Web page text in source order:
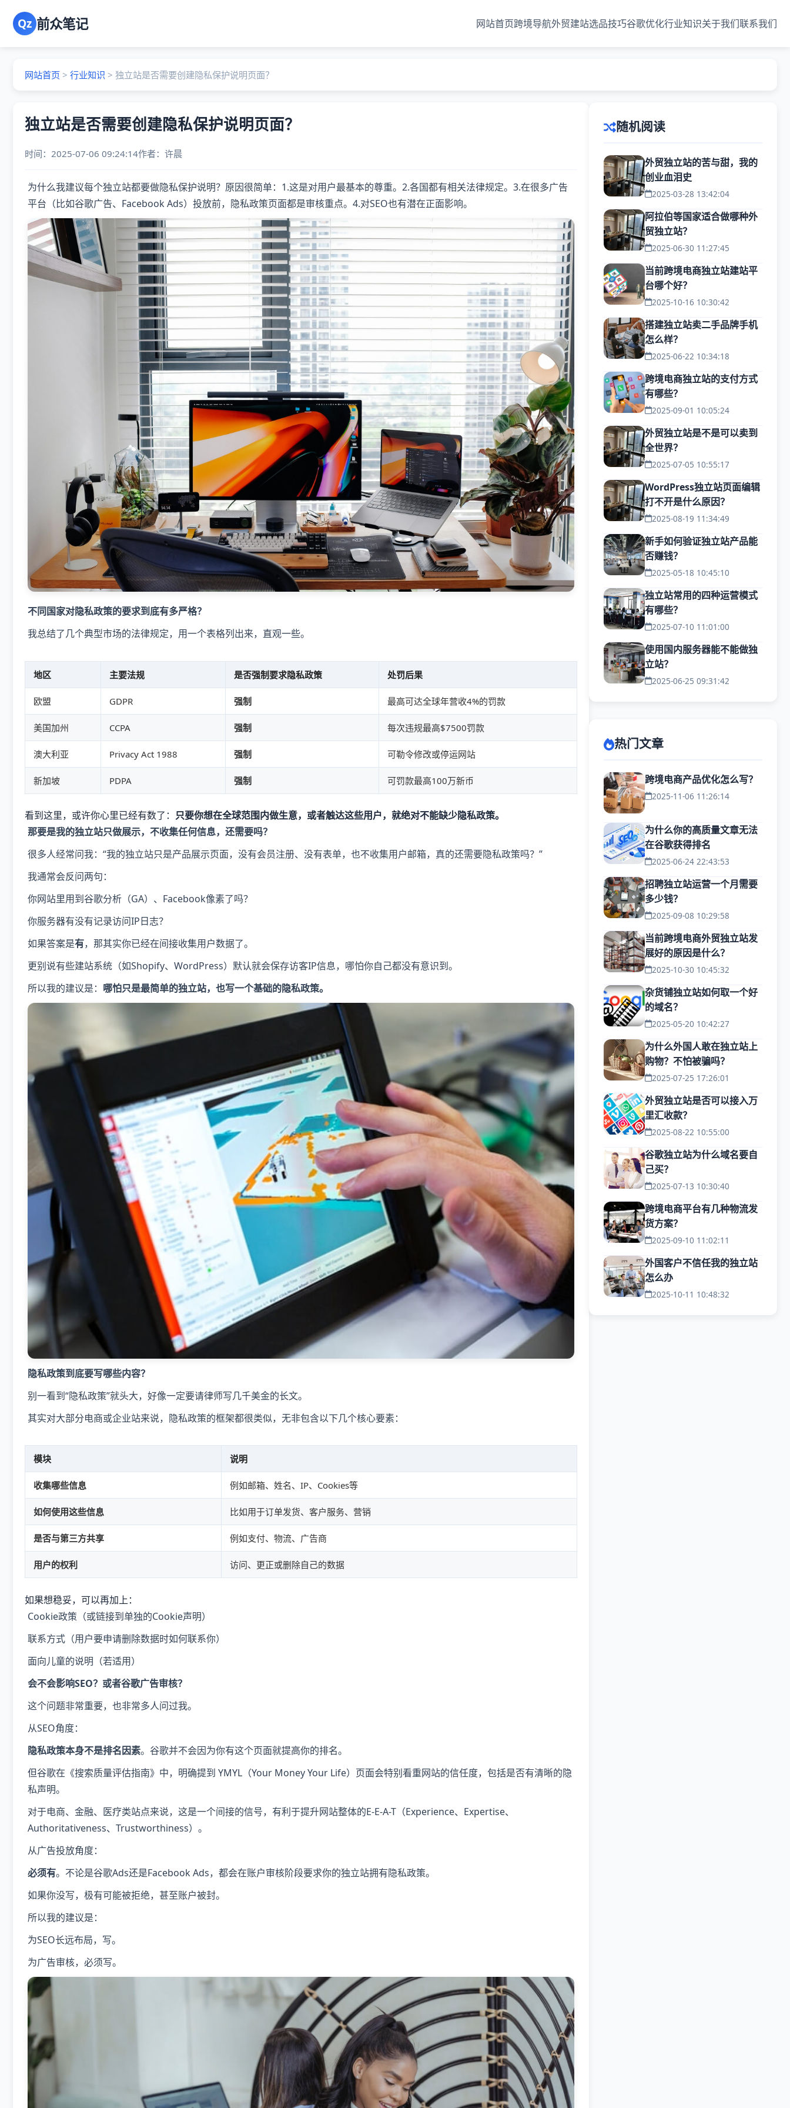
Qz 前众笔记 网站首页跨境导航外贸建站选品技巧谷歌优化行业知识关于我们联系我们
网站首页 > 行业知识 > 独立站是否需要创建隐私保护说明页面？
独立站是否需要创建隐私保护说明页面？
时间：2025-07-06 09:24:14作者： 许晨
为什么我建议每个独立站都要做隐私保护说明？原因很简单：1.这是对用户最基本的尊重。2.各国都有相关法律规定。3.在很多广告
平台（比如谷歌广告、Facebook Ads）投放前，隐私政策页面都是审核重点。4.对SEO也有潜在正面影响。
不同国家对隐私政策的要求到底有多严格？
我总结了几个典型市场的法律规定，用一个表格列出来，直观一些。
地区 主要法规 是否强制要求隐私政策 处罚后果
欧盟 GDPR 强制 最高可达全球年营收4%的罚款
美国加州 CCPA 强制 每次违规最高$7500罚款
澳大利亚 Privacy Act 1988 强制 可勒令修改或停运网站
新加坡 PDPA 强制 可罚款最高100万新币
看到这里，或许你心里已经有数了： 只要你想在全球范围内做生意，或者触达这些用户，就绝对不能缺少隐私政策。
那要是我的独立站只做展示，不收集任何信息，还需要吗？
很多人经常问我：“我的独立站只是产品展示页面，没有会员注册、没有表单，也不收集用户邮箱，真的还需要隐私政策吗？”
我通常会反问两句：
你网站里用到谷歌分析（GA）、Facebook像素了吗？
你服务器有没有记录访问IP日志？
如果答案是有，那其实你已经在间接收集用户数据了。
更别说有些建站系统（如Shopify、WordPress）默认就会保存访客IP信息，哪怕你自己都没有意识到。
所以我的建议是： 哪怕只是最简单的独立站，也写一个基础的隐私政策。
隐私政策到底要写哪些内容？
别一看到“隐私政策”就头大，好像一定要请律师写几千美金的长文。
其实对大部分电商或企业站来说，隐私政策的框架都很类似，无非包含以下几个核心要素：
模块 说明
收集哪些信息 例如邮箱、姓名、IP、Cookies等
如何使用这些信息 比如用于订单发货、客户服务、营销
是否与第三方共享 例如支付、物流、广告商
用户的权利 访问、更正或删除自己的数据
如果想稳妥，可以再加上：
Cookie政策（或链接到单独的Cookie声明）
联系方式（用户要申请删除数据时如何联系你）
面向儿童的说明（若适用）
会不会影响SEO？或者谷歌广告审核？
这个问题非常重要，也非常多人问过我。
从SEO角度：
隐私政策本身不是排名因素。谷歌并不会因为你有这个页面就提高你的排名。
但谷歌在《搜索质量评估指南》中，明确提到 YMYL（Your Money Your Life）页面会特别看重网站的信任度，包括是否有清晰的隐
私声明。
对于电商、金融、医疗类站点来说，这是一个间接的信号，有利于提升网站整体的E-E-A-T（Experience、Expertise、
Authoritativeness、Trustworthiness）。
从广告投放角度：
必须有。不论是谷歌Ads还是Facebook Ads，都会在账户审核阶段要求你的独立站拥有隐私政策。
如果你没写，极有可能被拒绝，甚至账户被封。
所以我的建议是：
为SEO长远布局，写。
为广告审核，必须写。
随机阅读
外贸独立站的苦与甜，我的
创业血泪史
2025-03-28 13:42:04
阿拉伯等国家适合做哪种外
贸独立站？
2025-06-30 11:27:45
当前跨境电商独立站建站平
台哪个好？
2025-10-16 10:30:42
搭建独立站卖二手品牌手机
怎么样？
2025-06-22 10:34:18
跨境电商独立站的支付方式
有哪些？
2025-09-01 10:05:24
外贸独立站是不是可以卖到
全世界？
2025-07-05 10:55:17
WordPress独立站页面编辑
打不开是什么原因？
2025-08-19 11:34:49
新手如何验证独立站产品能
否赚钱？
2025-05-18 10:45:10
独立站常用的四种运营模式
有哪些？
2025-07-10 11:01:00
使用国内服务器能不能做独
立站？
2025-06-25 09:31:42
热门文章
跨境电商产品优化怎么写？
2025-11-06 11:26:14
为什么你的高质量文章无法
在谷歌获得排名
2025-06-24 22:43:53
招聘独立站运营一个月需要
多少钱？
2025-09-08 10:29:58
当前跨境电商外贸独立站发
展好的原因是什么？
2025-10-30 10:45:32
杂货铺独立站如何取一个好
的域名？
2025-05-20 10:42:27
为什么外国人敢在独立站上
购物？不怕被骗吗？
2025-07-25 17:26:01
外贸独立站是否可以接入万
里汇收款？
2025-08-22 10:55:00
谷歌独立站为什么域名要自
己买？
2025-07-13 10:30:40
跨境电商平台有几种物流发
货方案？
2025-09-10 11:02:11
外国客户不信任我的独立站
怎么办
2025-10-11 10:48:32